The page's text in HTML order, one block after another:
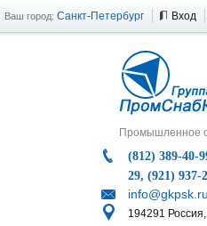
Ваш город: Санкт-Петербург Вход
Промышленное
(812) 389-40-
29, (921) 937-
info@gkpsk.ru
194291